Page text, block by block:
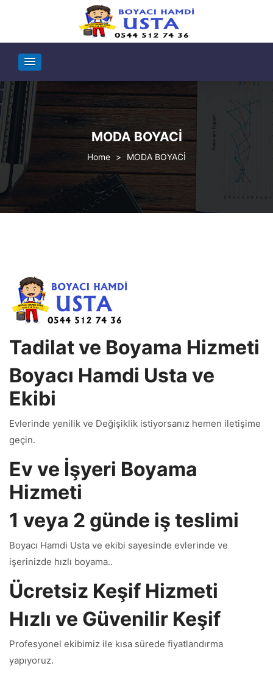
MODA BOYACİ
> MODA BOYACİ
Tadilat ve Boyama Hizmeti
Boyacı Hamdi Usta ve
Ekibi
Evlerinde yenilik ve Değişiklik istiyorsanız hemen iletişime
geçin.
Ev ve İşyeri Boyama
Hizmeti
1 veya 2 günde iş teslimi
Boyacı Hamdi Usta ve ekibi sayesinde evlerinde ve
işerinizde hızlı boyama..
Ücretsiz Keşif Hizmeti
Hızlı ve Güvenilir Keşif
Profesyonel ekibimiz ile kısa sürede fiyatlandırma
yapıyoruz.